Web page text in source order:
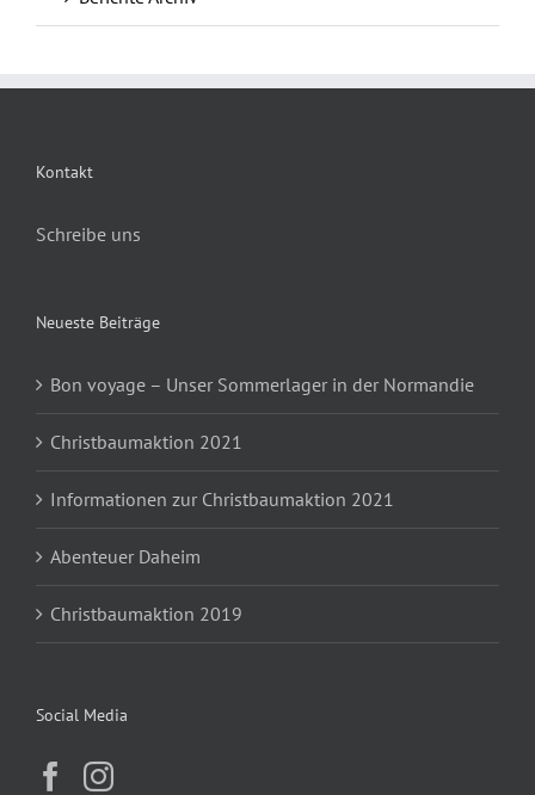
Kontakt
Schreibe uns
Neueste Beiträge
Bon voyage – Unser Sommerlager in der Normandie
Christbaumaktion 2021
Informationen zur Christbaumaktion 2021
Abenteuer Daheim
Christbaumaktion 2019
Social Media